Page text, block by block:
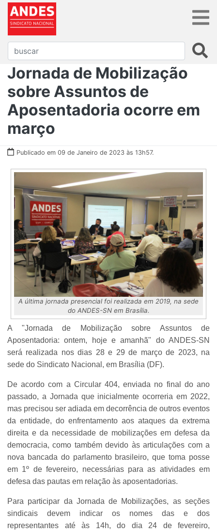
Jornada de Mobilização
sobre Assuntos de
Aposentadoria ocorre em
março
Publicado em 09 de Janeiro de 2023 às 13h57.
A última jornada presencial foi realizada em 2019, na sede
do ANDES-SN em Brasília.
A "Jornada de Mobilização sobre Assuntos de
Aposentadoria: ontem, hoje e amanhã" do ANDES-SN
será realizada nos dias 28 e 29 de março de 2023, na
sede do Sindicato Nacional, em Brasília (DF).
De acordo com a Circular 404, enviada no final do ano
passado, a Jornada que inicialmente ocorreria em 2022,
mas precisou ser adiada em decorrência de outros eventos
da entidade, do enfrentamento aos ataques da extrema
direita e da necessidade de mobilizações em defesa da
democracia, como também devido às articulações com a
nova bancada do parlamento brasileiro, que toma posse
em 1º de fevereiro, necessárias para as atividades em
defesa das pautas em relação às aposentadorias.
Para participar da Jornada de Mobilizações, as seções
sindicais devem indicar os nomes das e dos
representantes até às 14h, do dia 24 de fevereiro,